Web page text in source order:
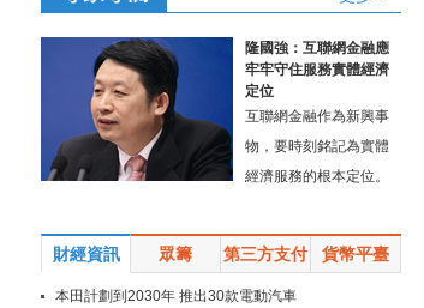
隆國強：互聯網金融應
牢牢守住服務實體經濟
定位
互聯網金融作為新興事
物，要時刻銘記為實體
經濟服務的根本定位。
財經資訊 眾籌 第三方支付 貨幣平臺
本田計劃到2030年 推出30款電動汽車